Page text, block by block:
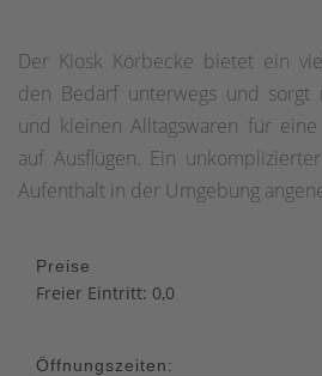
Der Kiosk Körbecke bietet ein
den Bedarf unterwegs und sorgt
und kleinen Alltagswaren für
auf Ausflügen. Ein
Aufenthalt in der Umgebung
Preise
Freier Eintritt: 0,0
Öffnungszeiten: